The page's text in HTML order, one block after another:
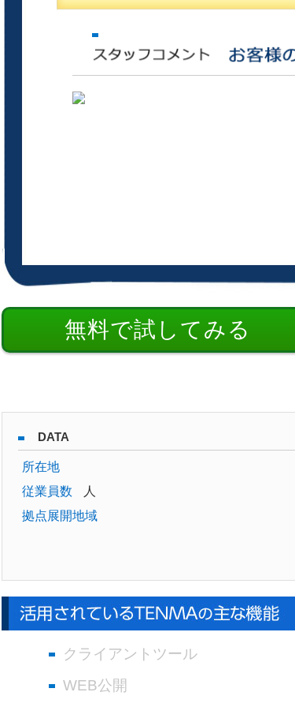
無料で試してみる
DATA
所在地
従業員数
人
拠点展開地域
クライアントツール
WEB公開